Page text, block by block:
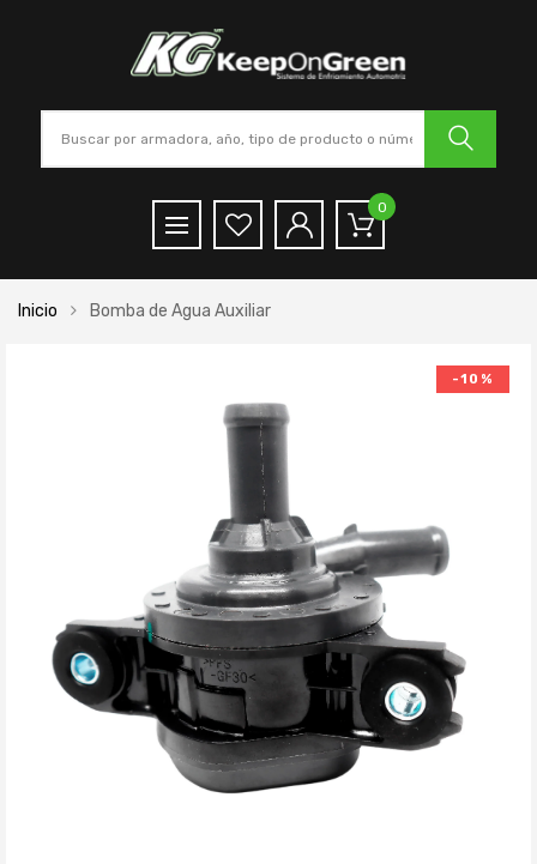
0
Inicio Bomba de Agua Auxiliar
-10%